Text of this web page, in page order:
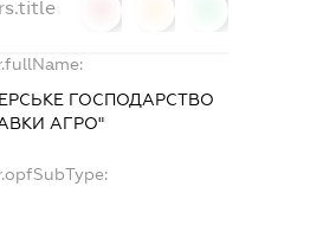
ГОСПОДАРСТВО
АГРО"